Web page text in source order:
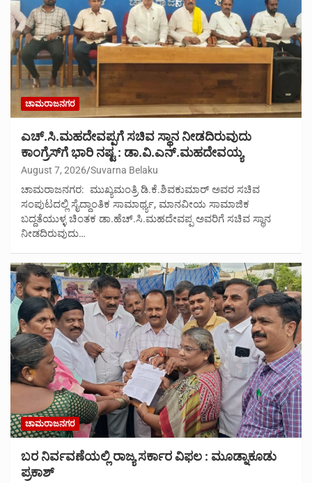
ಚಾಮರಾಜನಗರ
ಎಚ್.ಸಿ.ಮಹದೇವಪ್ಪಗೆ ಸಚಿವ ಸ್ಥಾನ ನೀಡದಿರುವುದು
ಕಾಂಗ್ರೆಸ್‌ಗೆ ಭಾರಿ ನಷ್ಟ : ಡಾ.ವಿ.ಎನ್.ಮಹದೇವಯ್ಯ
August 7, 2026 Suvarna Belaku
ಚಾಮರಾಜನಗರ: ಮುಖ್ಯಮಂತ್ರಿ ಡಿ.ಕೆ.ಶಿವಕುಮಾರ್ ಅವರ ಸಚಿವ
ಸಂಪುಟದಲ್ಲಿ ಸೈದ್ದಾಂತಿಕ ಸಾಮಾರ್ಥ್ಯ, ಮಾನವೀಯ ಸಾಮಾಜಿಕ
ಬದ್ದತೆಯುಳ್ಳ ಚಿಂತಕ ಡಾ.ಹೆಚ್.ಸಿ.ಮಹದೇವಪ್ಪ ಅವರಿಗೆ ಸಚಿವ ಸ್ಥಾನ
ನೀಡದಿರುವುದು…
ಚಾಮರಾಜನಗರ
ಬರ ನಿರ್ವವಣೆಯಲ್ಲಿ ರಾಜ್ಯ ಸರ್ಕಾರ ವಿಫಲ : ಮೂಡ್ನಾಕೂಡು
ಪ್ರಕಾಶ್